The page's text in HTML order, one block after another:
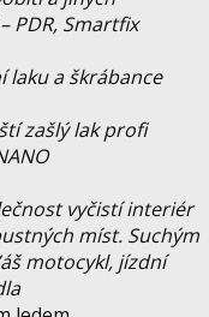
PDR, Smartfix
laku a škrábance
zašlý lak profi
vyčistí interiér
míst. Suchým
motocykl, jízdní